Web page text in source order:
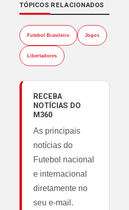
TÓPICOS RELACIONADOS
Futebol Brasileiro Jogos
Libertadores
RECEBA
NOTÍCIAS DO
M360
As principais
notícias do
Futebol nacional
e internacional
diretamente no
seu e-mail.